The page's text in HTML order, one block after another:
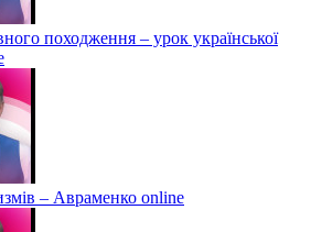
походження – урок української
– Авраменко online